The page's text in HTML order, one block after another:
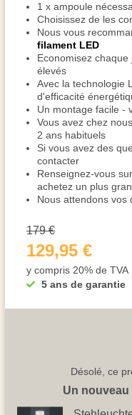
1 x ampoule
Choisissez de les
Nous vous
filament LED
Economisez
élevés
Avec la technologie
d'efficacité
Un montage facile -
Vous avez chez
2 ans habituels
Si vous avez des
contacter
Renseignez-vous
achetez un plus
Nous attendons vos
5 ans de garantie
179 €
129,95 €
y compris 20% de TVA
Désolé, ce
Un